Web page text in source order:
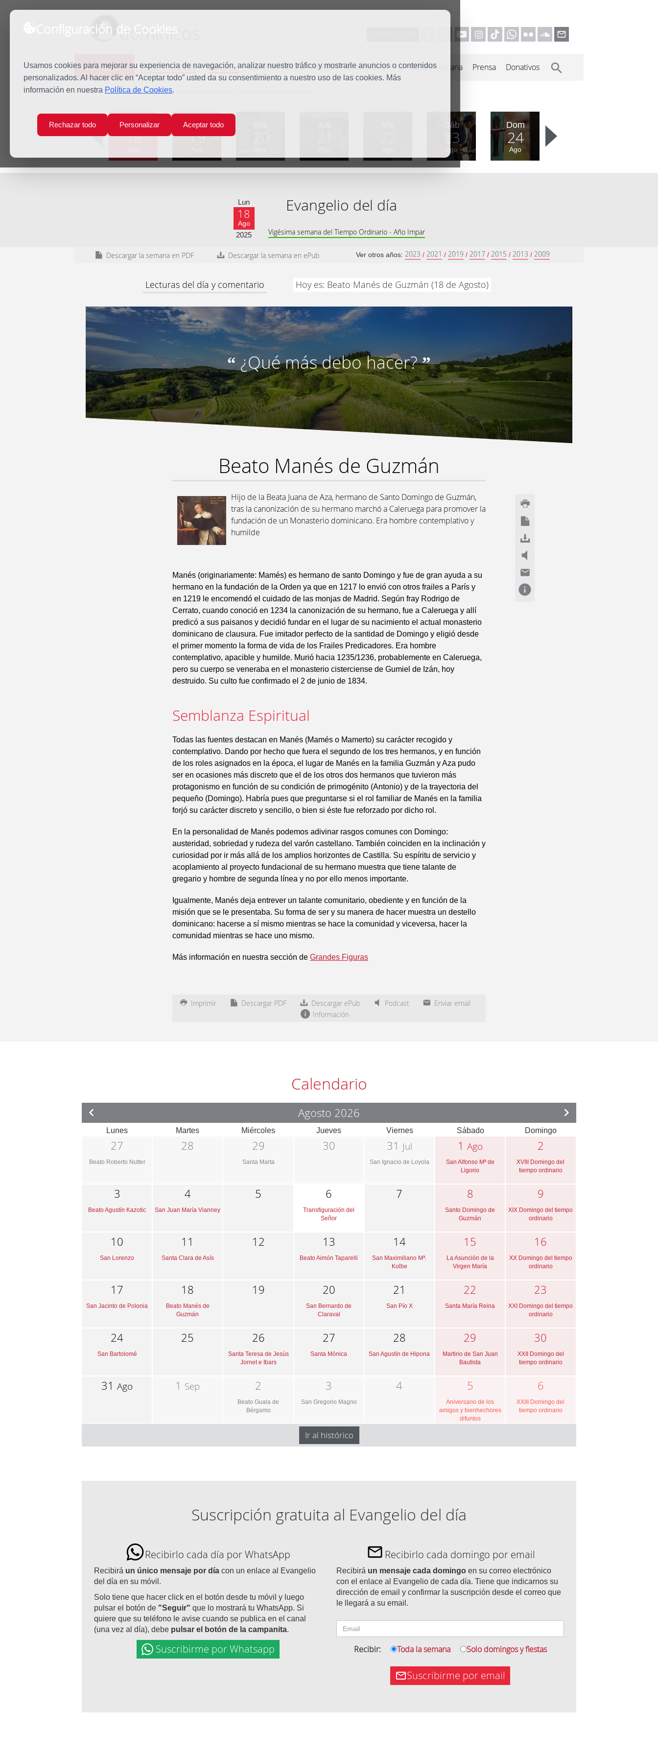
Configuración de Cookies
Usamos cookies para mejorar su experiencia de navegación, analizar nuestro tráfico y mostrarle anuncios o contenidos
personalizados. Al hacer clic en “Aceptar todo” usted da su consentimiento a nuestro uso de las cookies. Más
información en nuestra Política de Cookies.
Rechazar todo Personalizar Aceptar todo
dominicos
Predicación Espiritualidad Estudio Quiénes somos Misión Vocaciones Familia Dominicana Prensa Donativos
Inicio Predicación Lunes de la Vigésima semana del Tiempo Ordinario, Año impar
Lun
18
Mar
19
Sáb
23
Ago
Dom
24
Ago
Lun
18
Ago
2025
Evangelio del día
Vigésima semana del Tiempo Ordinario - Año Impar
Descargar la semana en PDF Descargar la semana en ePub Ver otros años: 2023 / 2021 / 2019 / 2017 / 2015 / 2013 / 2009
Lecturas del día y comentario Hoy es: Beato Manés de Guzmán (18 de Agosto)
“ ¿Qué más debo hacer?”
Beato Manés de Guzmán
Hijo de la Beata Juana de Aza, hermano de Santo Domingo de Guzmán,
tras la canonización de su hermano marchó a Caleruega para promover la
fundación de un Monasterio dominicano. Era hombre contemplativo y
humilde
Manés (originariamente: Mamés) es hermano de santo Domingo y fue de gran ayuda a su
hermano en la fundación de la Orden ya que en 1217 lo envió con otros frailes a París y
en 1219 le encomendó el cuidado de las monjas de Madrid. Según fray Rodrigo de
Cerrato, cuando conoció en 1234 la canonización de su hermano, fue a Caleruega y allí
predicó a sus paisanos y decidió fundar en el lugar de su nacimiento el actual monasterio
dominicano de clausura. Fue imitador perfecto de la santidad de Domingo y eligió desde
el primer momento la forma de vida de los Frailes Predicadores. Era hombre
contemplativo, apacible y humilde. Murió hacia 1235/1236, probablemente en Caleruega,
pero su cuerpo se veneraba en el monasterio cisterciense de Gumiel de Izán, hoy
destruido. Su culto fue confirmado el 2 de junio de 1834.
Semblanza Espiritual
Todas las fuentes destacan en Manés (Mamés o Mamerto) su carácter recogido y
contemplativo. Dando por hecho que fuera el segundo de los tres hermanos, y en función
de los roles asignados en la época, el lugar de Manés en la familia Guzmán y Aza pudo
ser en ocasiones más discreto que el de los otros dos hermanos que tuvieron más
protagonismo en función de su condición de primogénito (Antonio) y de la trayectoria del
pequeño (Domingo). Habría pues que preguntarse si el rol familiar de Manés en la familia
forjó su carácter discreto y sencillo, o bien si éste fue reforzado por dicho rol.
En la personalidad de Manés podemos adivinar rasgos comunes con Domingo:
austeridad, sobriedad y rudeza del varón castellano. También coinciden en la inclinación y
curiosidad por ir más allá de los amplios horizontes de Castilla. Su espíritu de servicio y
acoplamiento al proyecto fundacional de su hermano muestra que tiene talante de
gregario y hombre de segunda línea y no por ello menos importante.
Igualmente, Manés deja entrever un talante comunitario, obediente y en función de la
misión que se le presentaba. Su forma de ser y su manera de hacer muestra un destello
dominicano: hacerse a sí mismo mientras se hace la comunidad y viceversa, hacer la
comunidad mientras se hace uno mismo.
Más información en nuestra sección de Grandes Figuras
Imprimir Descargar PDF Descargar ePub Podcast
Enviar email
Información
Calendario
Agosto 2026
Lunes Martes Miércoles Jueves Viernes Sábado Domingo
27
Beato Roberto Nutter
28 29
Santa Marta
30 31 Jul
San Ignacio de Loyola
1 Ago
San Alfonso Mª de
Ligorio
2
XVIII Domingo del
tiempo ordinario
3
Beato Agustín Kazotic
4
San Juan María Vianney
5 6
Transfiguración del
Señor
7 8
Santo Domingo de
Guzmán
9
XIX Domingo del tiempo
ordinario
10
San Lorenzo
11
Santa Clara de Asís
12 13
Beato Aimón Taparelli
14
San Maximiliano Mª.
Kolbe
15
La Asunción de la
Virgen María
16
XX Domingo del tiempo
ordinario
17
San Jacinto de Polonia
18
Beato Manés de
Guzmán
19 20
San Bernardo de
Claraval
21
San Pío X
22
Santa María Reina
23
XXI Domingo del tiempo
ordinario
24
San Bartolomé
25 26
Santa Teresa de Jesús
Jornet e Ibars
27
Santa Mónica
28
San Agustín de Hipona
29
Martirio de San Juan
Bautista
30
XXII Domingo del
tiempo ordinario
31Ago 1 Sep 2
Beato Guala de
Bérgamo
3
San Gregorio Magno
4 5
Aniversario de los
amigos y bienhechores
difuntos
6
XXIII Domingo del
tiempo ordinario
Ir al histórico
Suscripción gratuita al Evangelio del día
Recibirlo cada día por WhatsApp
Recibirá un único mensaje por día con un enlace al Evangelio
del día en su móvil.
Solo tiene que hacer click en el botón desde tu móvil y luego
pulsar el botón de "Seguir" que lo mostrará tu WhatsApp. Si
quiere que su teléfono le avise cuando se publica en el canal
(una vez al día), debe pulsar el botón de la campanita.
Suscribirme por Whatsapp
Recibirlo cada domingo por email
Recibirá un mensaje cada domingo en su correo electrónico
con el enlace al Evangelio de cada día. Tiene que indicarnos su
dirección de email y confirmar la suscripción desde el correo que
le llegará a su email.
Recibir: Toda la semana Solo domingos y fiestas
Suscribirme por email